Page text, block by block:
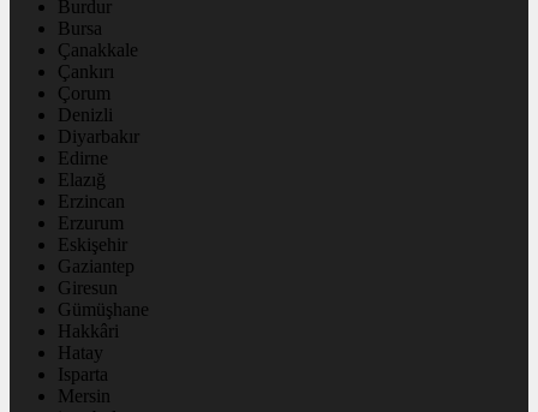
Burdur
Bursa
Çanakkale
Çankırı
Çorum
Denizli
Diyarbakır
Edirne
Elazığ
Erzincan
Erzurum
Eskişehir
Gaziantep
Giresun
Gümüşhane
Hakkâri
Hatay
Isparta
Mersin